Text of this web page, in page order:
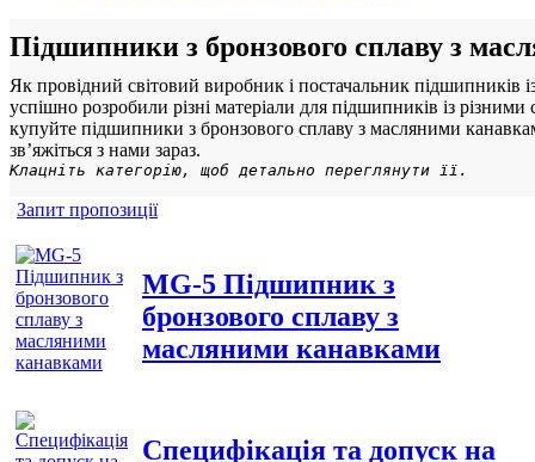
Підшипники з бронзового сплаву з
Як провідний світовий виробник і постачальник підшипників
успішно розробили різні матеріали для підшипників із
купуйте підшипники з бронзового сплаву з масляними
зв’яжіться з нами зараз.
Клацніть категорію, щоб детально переглянути її.
Запит пропозиції
MG-5 Підшипник з
бронзового сплаву з
масляними канавками
Специфікація та допуск на